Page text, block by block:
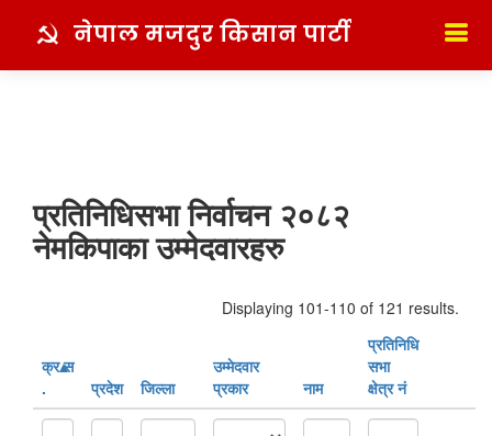
नेपाल मजदुर किसान पार्टी
प्रतिनिधिसभा निर्वाचन २०८२
नेमकिपाका उम्मेदवारहरु
Displaying 101-110 of 121 results.
क्र‍.स‌
.
प्रदेश जिल्ला
उम्मेदवार
प्रकार
नाम
प्रतिनिधि
सभा
क्षेत्र नं